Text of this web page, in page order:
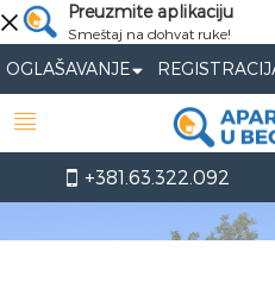
Preuzmite aplikaciju
Smeštaj na dohvat ruke!
OGLAŠAVANJE
+381.63.322.092